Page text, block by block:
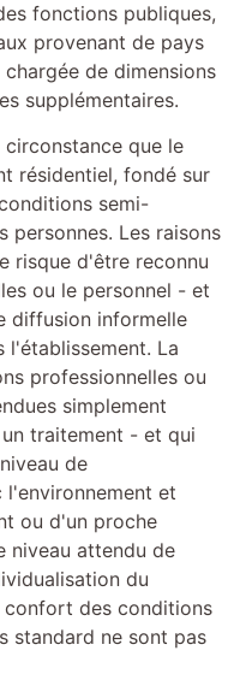
fonctions publiques,
provenant de pays
de dimensions
supplémentaires.
que le
résidentiel, fondé sur
semi-
personnes. Les raisons
risque d'être reconnu
ou le personnel - et
diffusion informelle
l'établissement. La
professionnelles ou
simplement
traitement - et qui
de
et
ou d'un proche
niveau attendu de
du
confort des conditions
standard ne sont pas